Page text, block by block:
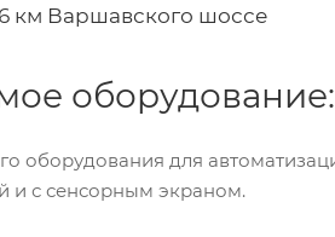
км Варшавского шоссе
оборудование:
оборудования для
и с сенсорным экраном.